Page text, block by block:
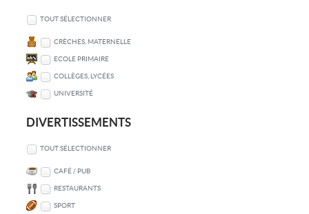
TOUT SÉLECTIONNER
CRÈCHES, MATERNELLE
ECOLE PRIMAIRE
COLLÈGES, LYCÉES
UNIVERSITÉ
DIVERTISSEMENTS
TOUT SÉLECTIONNER
CAFÉ / PUB
RESTAURANTS
SPORT